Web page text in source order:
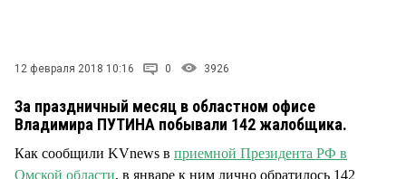
12 февраля 2018 10:16 0 3926
За праздничный месяц в областном офисе
Владимира ПУТИНА побывали 142 жалобщика.
Как сообщили KVnews в приемной Президента РФ в
Омской области, в январе к ним лично обратилось 142